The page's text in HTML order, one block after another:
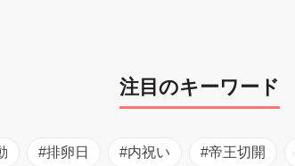
注目のキーワード
#排卵日 #内祝い #帝王切開